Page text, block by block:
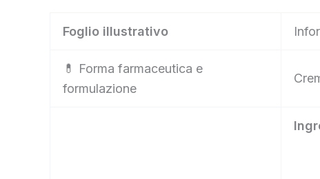
Foglio illustrativo
💊 Forma farmaceutica e
formulazione